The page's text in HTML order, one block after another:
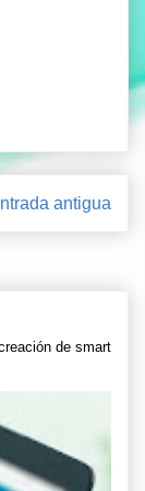
antigua
de smart